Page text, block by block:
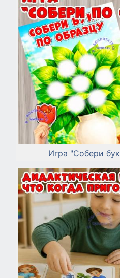
Игра "Собери